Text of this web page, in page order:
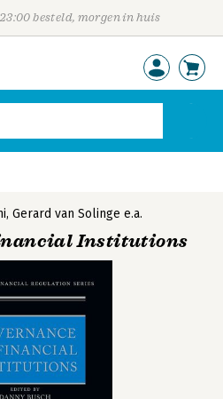
besteld, morgen in huis
, Gerard van Solinge e.a.
Institutions